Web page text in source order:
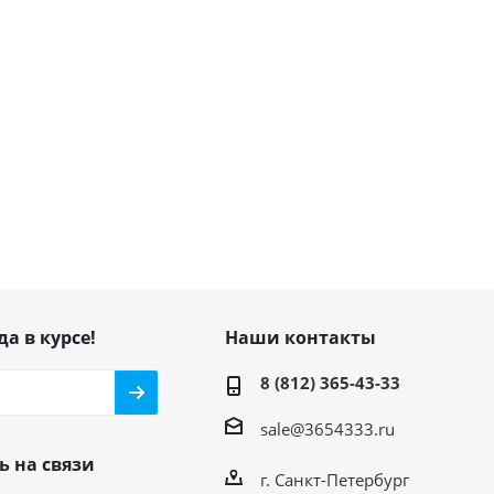
в курсе!
на связи
Наши контакты
8 (812) 365-43-33
sale@3654333.ru
г. Санкт-Петербург